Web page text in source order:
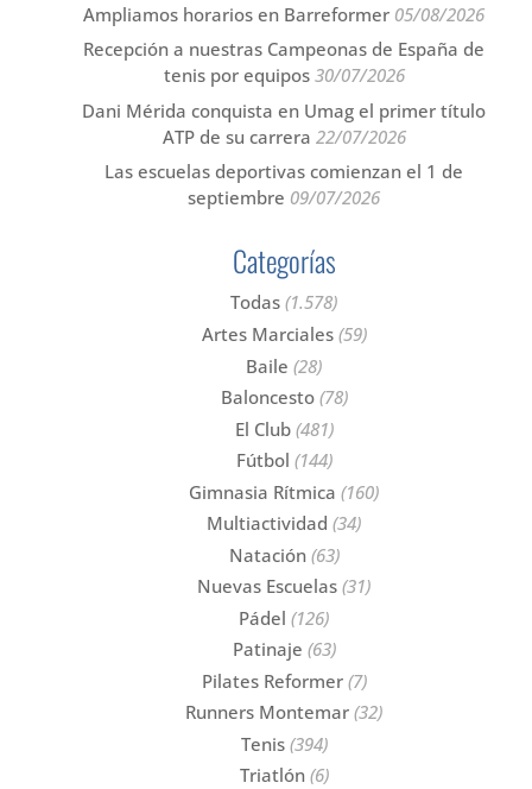
Ampliamos horarios en Barreformer 05/08/2026
Recepción a nuestras Campeonas de España de
tenis por equipos 30/07/2026
Dani Mérida conquista en Umag el primer título
ATP de su carrera 22/07/2026
Las escuelas deportivas comienzan el 1 de
septiembre 09/07/2026
Categorías
Todas (1.578)
Artes Marciales(59)
Baile (28)
Baloncesto(78)
El Club(481)
Fútbol (144)
Gimnasia Rítmica (160)
Multiactividad (34)
Natación(63)
Nuevas Escuelas (31)
Pádel (126)
Patinaje (63)
Pilates Reformer(7)
Runners Montemar (32)
Tenis(394)
Triatlón(6)